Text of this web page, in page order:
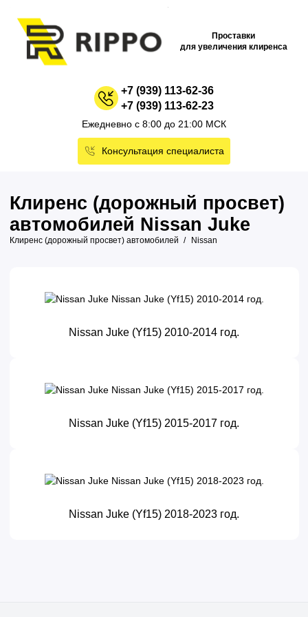
Проставки
для увеличения клиренса
+7 (939) 113-62-36
+7 (939) 113-62-23
Ежедневно с 8:00 до 21:00 МСК
Консультация специалиста
Клиренс (дорожный просвет)
автомобилей Nissan Juke
Клиренс (дорожный просвет) автомобилей Nissan
Nissan Juke (Yf15) 2010-2014 год.
Nissan Juke (Yf15) 2015-2017 год.
Nissan Juke (Yf15) 2018-2023 год.